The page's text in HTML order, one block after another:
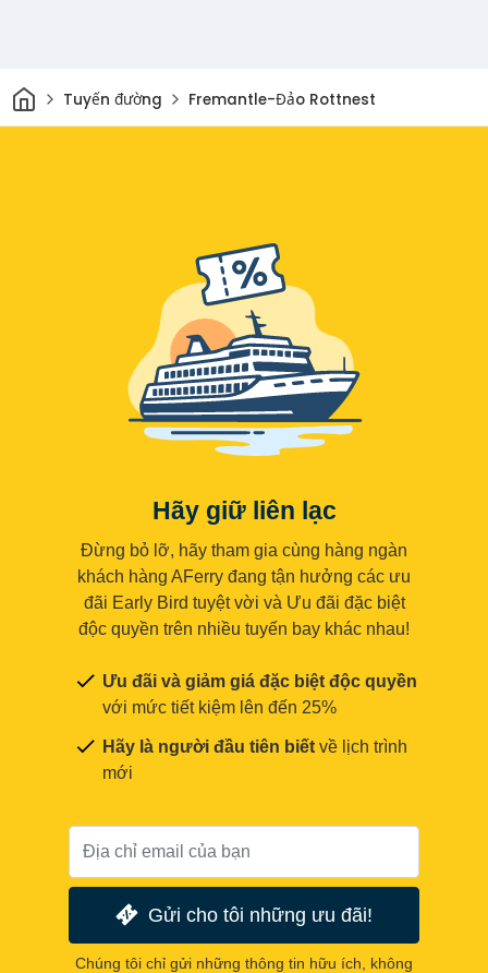
Trang chủ
Tuyến đường Fremantle-Đảo Rottnest
Hãy giữ liên lạc
Đừng bỏ lỡ, hãy tham gia cùng hàng ngàn
khách hàng AFerry đang tận hưởng các ưu
đãi Early Bird tuyệt vời và Ưu đãi đặc biệt
độc quyền trên nhiều tuyến bay khác nhau!
Ưu đãi và giảm giá đặc biệt độc quyền
với mức tiết kiệm lên đến 25%
Hãy là người đầu tiên biết về lịch trình
mới
Gửi cho tôi những ưu đãi!
Chúng tôi chỉ gửi những thông tin hữu ích, không